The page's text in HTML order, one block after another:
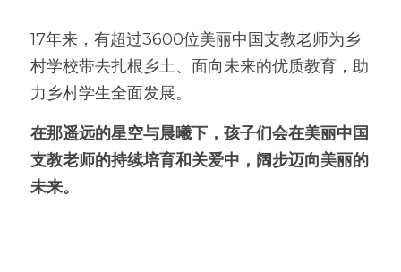
17年来，有超过3600位美丽中国支教老师为乡
村学校带去扎根乡土、面向未来的优质教育，助
力乡村学生全面发展。
在那遥远的星空与晨曦下，孩子们会在美丽中国
支教老师的持续培育和关爱中，阔步迈向美丽的
未来。